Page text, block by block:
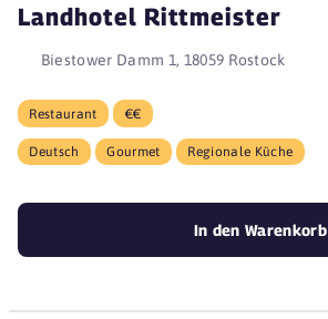
Landhotel Rittmeister
Biestower Damm 1, 18059 Rostock
Restaurant €€
Deutsch Gourmet Regionale Küche
In den Warenkorb